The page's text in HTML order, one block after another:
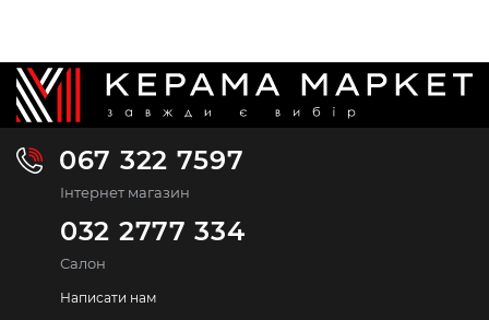
067 322 7597
Інтернет магазин
032 2777 334
Салон
Написати нам